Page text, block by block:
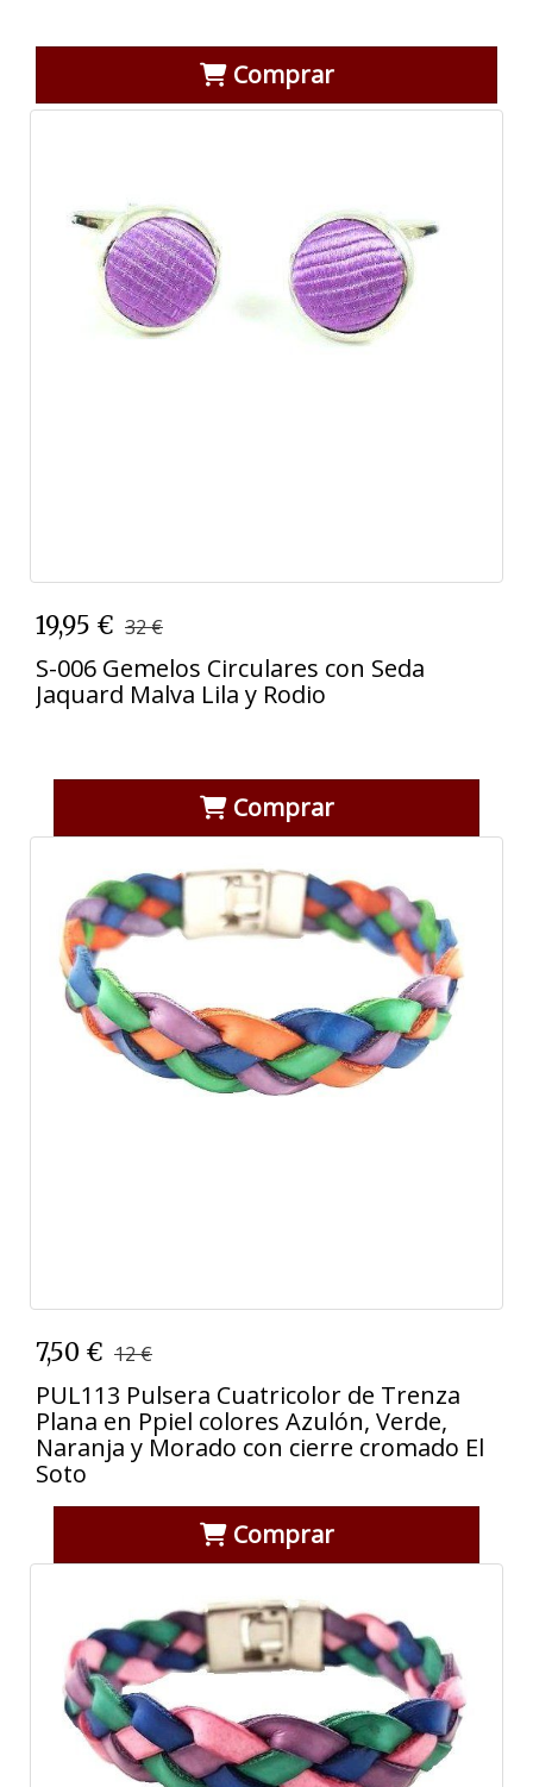
Comprar
19,95 € 32 €
S-006 Gemelos Circulares con Seda
Jaquard Malva Lila y Rodio
Comprar
7,50 € 12 €
PUL113 Pulsera Cuatricolor de Trenza
Plana en Ppiel colores Azulón, Verde,
Naranja y Morado con cierre cromado El
Soto
Comprar